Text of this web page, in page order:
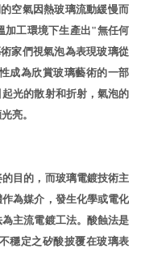
空氣因熱玻璃流動緩慢而
加工環境下生產出"無任何
家們視氣泡為表現玻璃從
成為欣賞玻璃藝術的一部
光的散射和折射，氣泡的
亮。
目的，而玻璃電鍍技術主
為媒介，發生化學或電化
主流電鍍工法。酸蝕法是
穩定之矽酸披覆在玻璃表